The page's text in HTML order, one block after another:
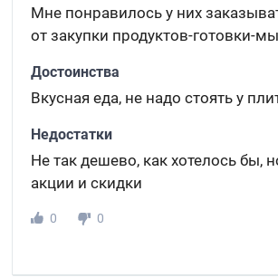
Мне понравилось у них
от закупки продуктов-готовки-
Достоинства
Вкусная еда, не надо стоять у
Недостатки
Не так дешево, как хотелось бы,
акции и скидки
0
0